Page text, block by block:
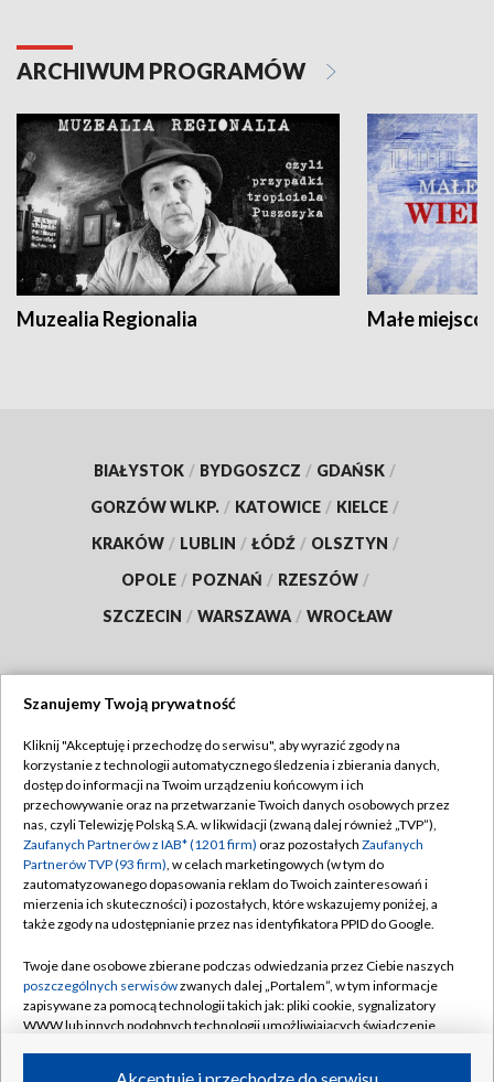
ARCHIWUM PROGRAMÓW
Muzealia Regionalia Małe
BIAŁYSTOK / BYDGOSZCZ / GDAŃSK /
GORZÓW WLKP. / KATOWICE / KIELCE /
KRAKÓW / LUBLIN / ŁÓDŹ / OLSZTYN /
OPOLE / POZNAŃ / RZESZÓW /
SZCZECIN / WARSZAWA / WROCŁAW
TVP
Abonament TVP
Emisja w TVP
Centrum informacji TVP
Naziemna Telewizja Cyfrowa
Rada Programowa
System NOS
Informacje o nadawcy
Regulamin TVP
Polityka prywatności
Moje zgody
Pomoc
Kontakt
Kanały
Szanujemy Twoją prywatność
Kliknij "Akceptuję i przechodzę do serwisu", aby wyrazić zgody na
korzystanie z technologii automatycznego śledzenia i zbierania danych,
dostęp do informacji na Twoim urządzeniu końcowym i ich
przechowywanie oraz na przetwarzanie Twoich danych osobowych przez
nas, czyli Telewizję Polską S.A. w likwidacji (zwaną dalej również „TVP”),
Zaufanych Partnerów z IAB* (1201 firm) oraz pozostałych Zaufanych
Partnerów TVP (93 firm), w celach marketingowych (w tym do
zautomatyzowanego dopasowania reklam do Twoich zainteresowań i
mierzenia ich skuteczności) i pozostałych, które wskazujemy poniżej, a
także zgody na udostępnianie przez nas identyfikatora PPID do Google.
Twoje dane osobowe zbierane podczas odwiedzania przez Ciebie naszych
poszczególnych serwisówzwanych dalej „Portalem”, w tym informacje
zapisywane za pomocą technologii takich jak: pliki cookie, sygnalizatory
WWW lub innych podobnych technologii umożliwiających świadczenie